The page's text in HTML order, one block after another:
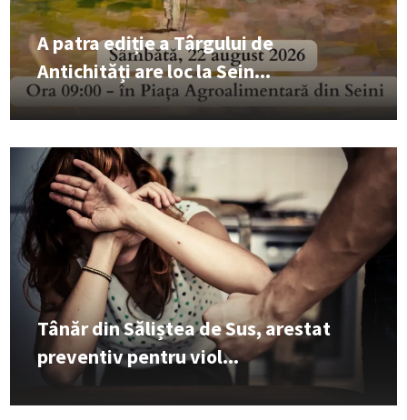
A patra ediție a Târgului de
Antichități are loc la Sein...
Tânăr din Săliștea de Sus, arestat
preventiv pentru viol...